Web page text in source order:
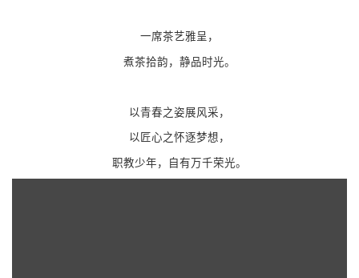
一席茶艺雅呈，
煮茶拾韵，静品时光。
以青春之姿展风采，
以匠心之怀逐梦想，
职教少年，自有万千荣光。